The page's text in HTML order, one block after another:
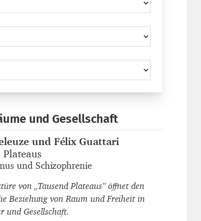
und Gesellschaft
und Félix Guattari
Plateaus
und Schizophrenie
von „Tausend Plateaus” öffnet den
Beziehung von Raum und Freiheit in
und Gesellschaft.